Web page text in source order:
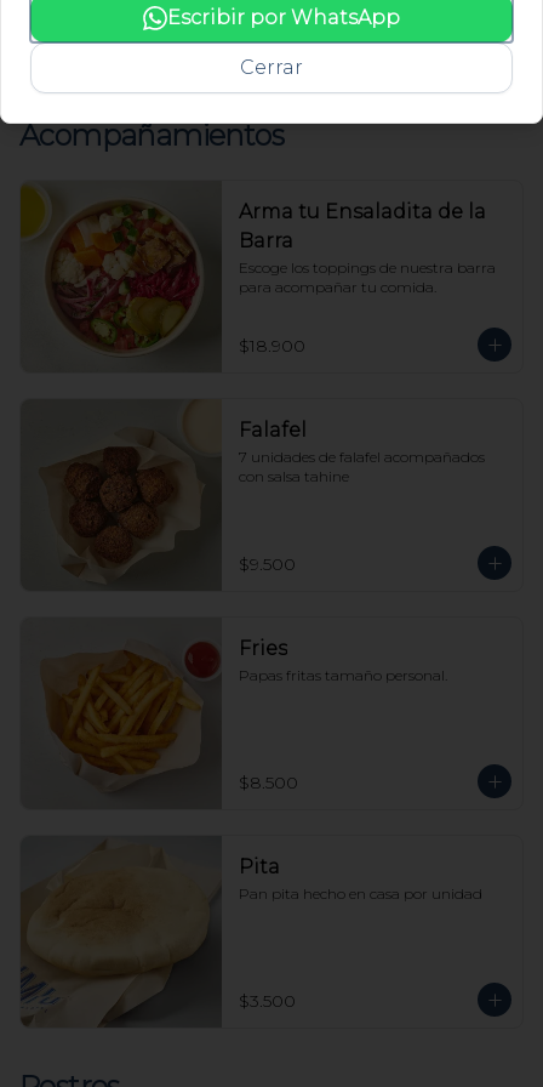
vinagreta de shallots.
$39.500
Acompañamientos
Arma tu Ensaladita de la
Barra
Escoge los toppings de nuestra barra
para acompañar tu comida.
$18.900
Falafel
7 unidades de falafel acompañados
con salsa tahine
$9.500
Fries
Papas fritas tamaño personal.
$8.500
Pita
Pan pita hecho en casa por unidad
$3.500
Escribir por WhatsApp
Cerrar